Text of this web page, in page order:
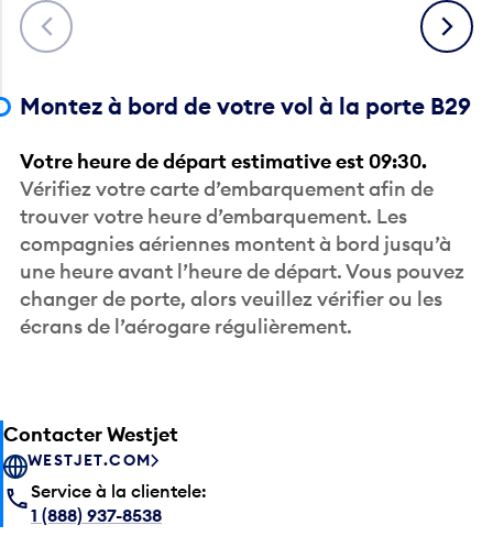
Précédent Suivant
Montez à bord de votre vol à la porte B29
Votre heure de départ estimative est 09:30.
Vérifiez votre carte d’embarquement afin de
trouver votre heure d’embarquement. Les
compagnies aériennes montent à bord jusqu’à
une heure avant l’heure de départ. Vous pouvez
changer de porte, alors veuillez vérifier ou les
écrans de l’aérogare régulièrement.
Contacter Westjet
WESTJET.COM
Service à la clientele:
1 (888) 937-8538